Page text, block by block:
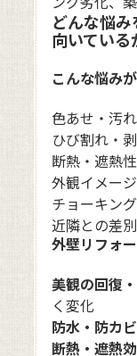
どんな悩
向いている
こんな悩み
色あせ・汚
ひび割れ・
断熱・遮熱
外観イメー
チョーキン
近隣との差
外壁リフォ
美観の回復
く変化
防水・防カ
断熱・遮熱